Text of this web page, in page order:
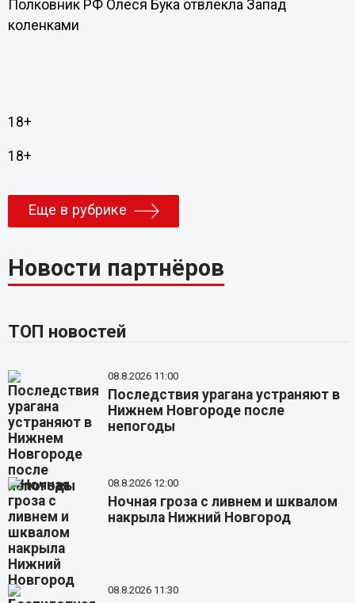
Полковник РФ Олеся Бука отвлекла Запад
коленками
18+
18+
Еще в рубрике
Новости партнёров
ТОП новостей
08.8.2026 11:00
Последствия урагана устраняют в
Нижнем Новгороде после
непогоды
08.8.2026 12:00
Ночная гроза с ливнем и шквалом
накрыла Нижний Новгород
08.8.2026 11:30